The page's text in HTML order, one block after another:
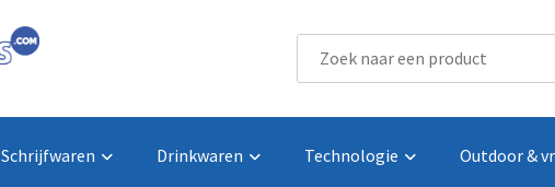
Schrijfwaren Drinkwaren Technologie Outdoor &